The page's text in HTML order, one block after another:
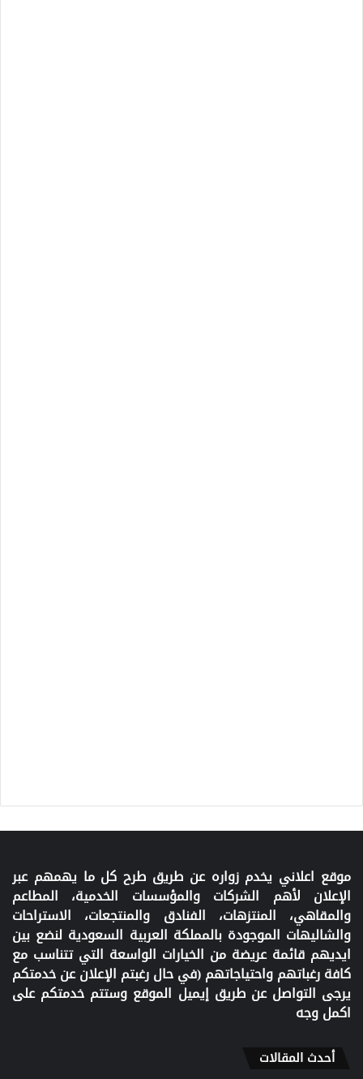
موقع اعلاني يخدم زواره عن طريق طرح كل ما يهمهم عبر
الإعلان لأهم الشركات والمؤسسات الخدمية، المطاعم
والمقاهي، المنتزهات، الفنادق والمنتجعات، الاستراحات
والشاليهات الموجودة بالمملكة العربية السعودية لنضع بين
ايديهم قائمة عريضة من الخيارات الواسعة التي تتناسب مع
كافة رغباتهم واحتياجاتهم (في حال رغبتم الإعلان عن خدمتكم
يرجى التواصل عن طريق إيميل الموقع وستتم خدمتكم على
اكمل وجه
أحدث المقالات